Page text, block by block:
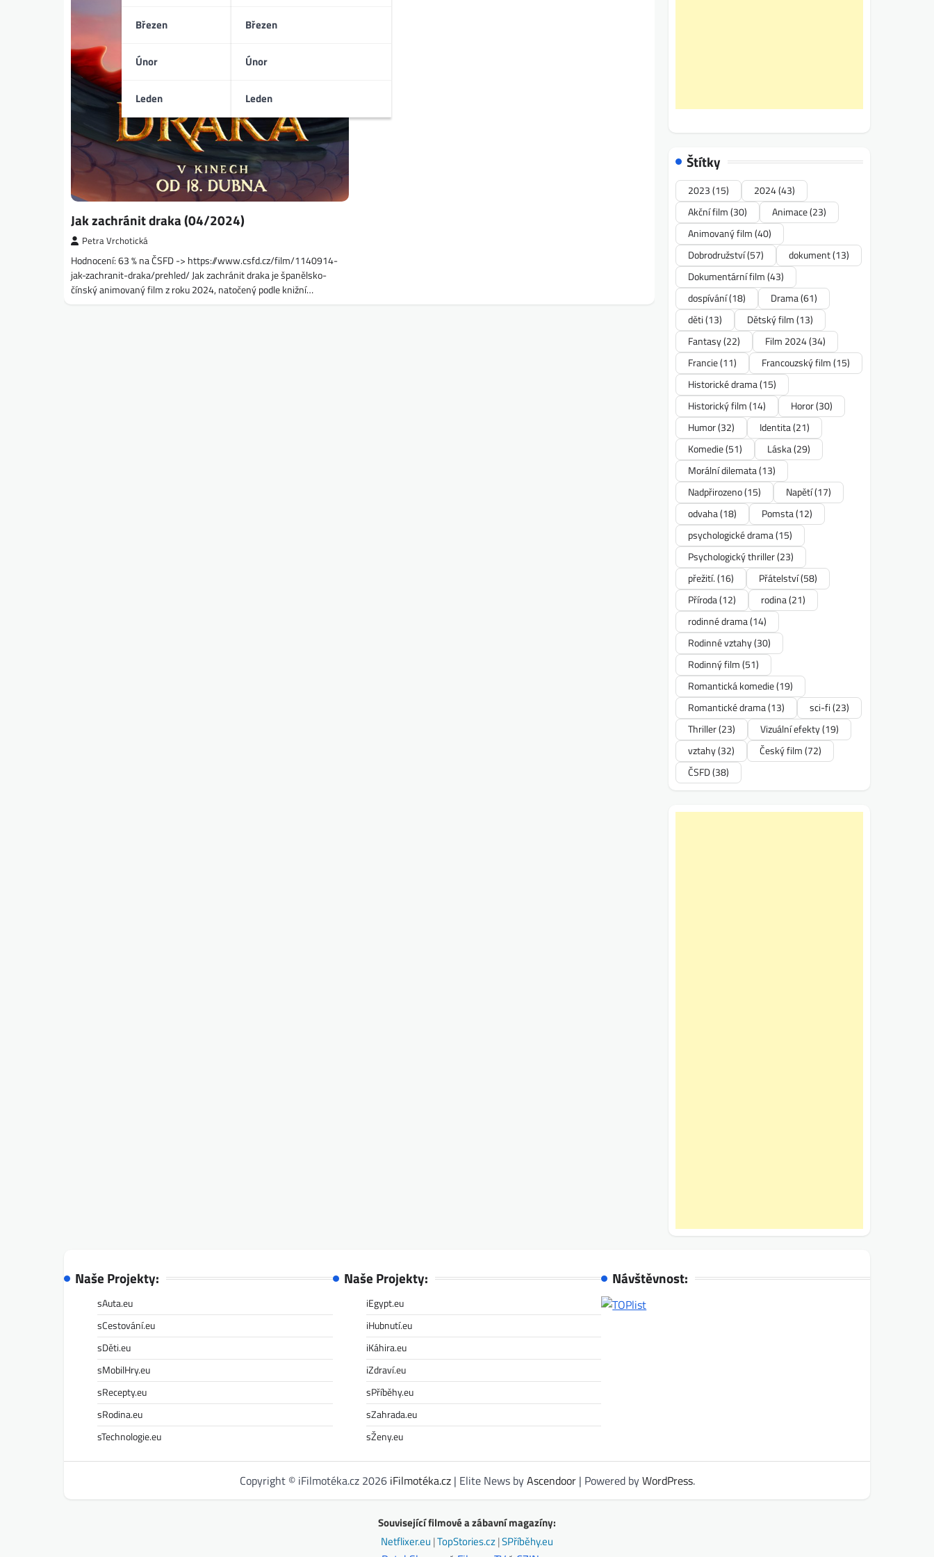
Březen
Únor
Leden
Březen
Únor
Leden
Jak zachránit draka (04/2024)
Petra Vrchotická
Hodnocení: 63 % na ČSFD -> https://www.csfd.cz/film/1140914-
jak-zachranit-draka/prehled/ Jak zachránit draka je španělsko-
čínský animovaný film z roku 2024, natočený podle knižní…
Štítky
2023(15) 2024(43)
Akční film(30) Animace(23)
Animovaný film(40)
Dobrodružství(57) dokument(13)
Dokumentární film(43)
dospívání(18) Drama(61)
děti(13) Dětský film(13)
Fantasy(22) Film 2024(34)
Francie(11) Francouzský film(15)
Historické drama(15)
Historický film(14) Horor(30)
Humor(32) Identita(21)
Komedie(51) Láska(29)
Morální dilemata(13)
Nadpřirozeno(15) Napětí(17)
odvaha(18) Pomsta(12)
psychologické drama(15)
Psychologický thriller(23)
přežití.(16) Přátelství(58)
Příroda(12) rodina(21)
rodinné drama(14)
Rodinné vztahy(30)
Rodinný film(51)
Romantická komedie(19)
Romantické drama(13) sci-fi(23)
Thriller(23) Vizuální efekty(19)
vztahy(32) Český film(72)
ČSFD(38)
Naše Projekty:
sAuta.eu
sCestování.eu
sDěti.eu
sMobilHry.eu
sRecepty.eu
sRodina.eu
sTechnologie.eu
Naše Projekty:
iEgypt.eu
iHubnutí.eu
iKáhira.eu
iZdraví.eu
sPříběhy.eu
sZahrada.eu
sŽeny.eu
Návštěvnost:
Copyright © iFilmotéka.cz 2026 iFilmotéka.cz| Elite News byAscendoor| Powered byWordPress.
Související filmové a zábavní magazíny:
Netflixer.eu |TopStories.cz|SPříběhy.eu